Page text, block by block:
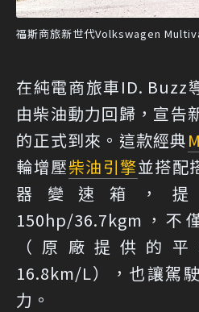
福斯商旅新世代Volkswagen
在純電商旅車ID. Buzz
由柴油動力回歸，宣
的正式到來。這款經典
輪增壓柴油引擎並搭配
器變速箱，
150hp/36.7kgm，不
（原廠提供的
16.8km/L），也讓駕
力。